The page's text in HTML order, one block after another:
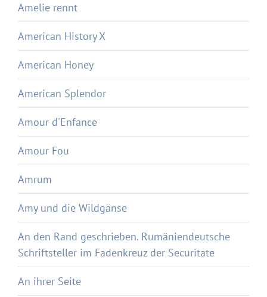
Amelie rennt
American History X
American Honey
American Splendor
Amour d'Enfance
Amour Fou
Amrum
Amy und die Wildgänse
An den Rand geschrieben. Rumäniendeutsche
Schriftsteller im Fadenkreuz der Securitate
An ihrer Seite